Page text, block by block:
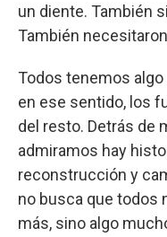
un diente. También
También
Todos tenemos algo
en ese sentido, los
del resto. Detrás de
admiramos hay
reconstrucción y
no busca que todos
más, sino algo